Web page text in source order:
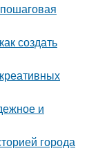
создать
и
города